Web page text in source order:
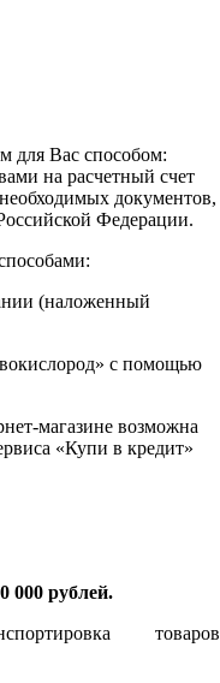
для Вас способом:
на расчетный счет
документов,
Федерации.
(наложенный
с помощью
магазине возможна
«Купи в кредит»
000 рублей.
товаров